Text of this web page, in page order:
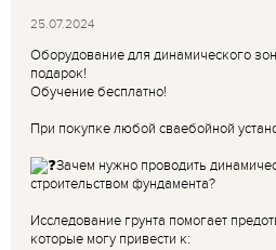
25.07.2024
Оборудование для динамического
подарок!
Обучение бесплатно!
При покупке любой сваебойной
Зачем нужно проводить
строительством фундамента?
Исследование грунта помогает
которые могу привести к: